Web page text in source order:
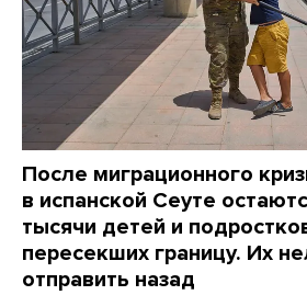
После миграционного
в испанской Сеуте
тысячи детей и
пересекших границу. Их
отправить назад